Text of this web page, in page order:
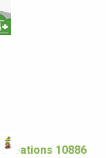
Creations 10886